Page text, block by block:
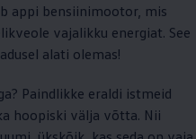
appi bensiinimootor, mis
vajalikku energiat. See
alati olemas!
Paindlikke eraldi istmeid
hoopiski välja võtta. Nii